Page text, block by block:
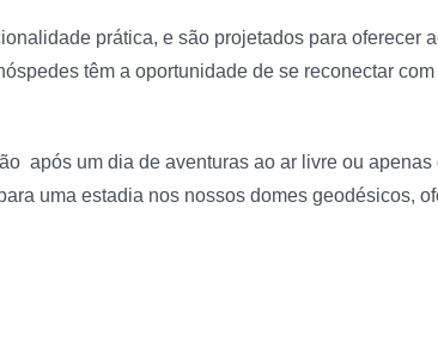
prática, e são projetados para
têm a oportunidade de se reconectar
após um dia de aventuras ao ar livre ou
uma estadia nos nossos domes geodésicos,